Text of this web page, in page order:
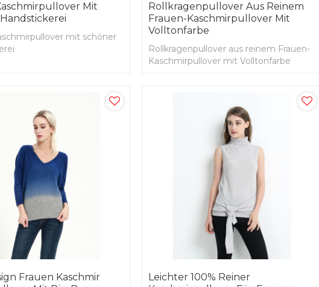
Mit
mit schöner
Rollkragenpullover Aus Reinem
Frauen-Kaschmirpullover Mit
Volltonfarbe
Rollkragenpullover aus reinem Frauen-
Kaschmirpullover mit Volltonfarbe
Frauen Kaschmir
Leichter 100% Reiner